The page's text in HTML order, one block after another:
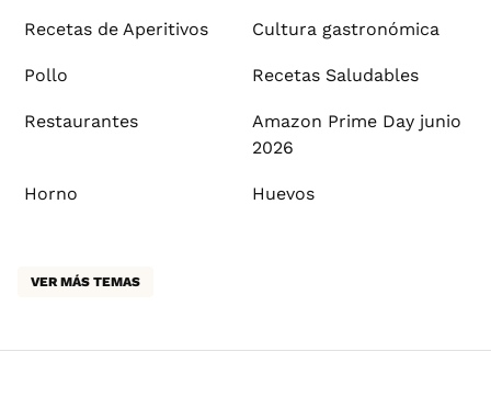
Recetas de Aperitivos Cultura gastronómica
Pollo Recetas Saludables
Restaurantes
Amazon Prime Day junio
2026
Horno Huevos
VER MÁS TEMAS